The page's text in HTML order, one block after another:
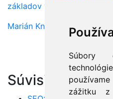
Súbory
zážitku z
základov v PHP a MySQL
Marián Knězek
Súvisiace